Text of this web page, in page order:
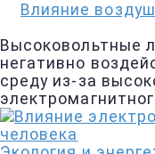
Влияние
Высоковольтные
негативно
среду из-за